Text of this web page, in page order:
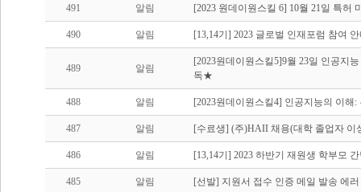
491 알림 [2023 원데이원스킬 6] 10월 21일 특허
490 알림 [13,14기] 2023 글로벌 인재포럼 참여
489 알림
[2023원데이원스킬5]9월 23일 인공지
독★
488 알림 [2023원데이원스킬4] 인공지능의 이해
487 알림 [수료생] (주)HAII 채용(대학 졸업자 이
486 알림 [13,14기] 2023 하반기 재원생 학부모
485 알림 [선발] 지원서 접수 인증 메일 발송 에